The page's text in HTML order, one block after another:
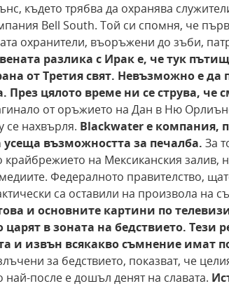
където трябва да охранява
Bell South. Той си спомня, че
охранители, въоръжени до зъби,
разлика с Ирак е, че тук
от Третиясвят. Невъзможно е да
През цялото време ни се струва, че
от оръжието на Дан в Ню
се нахвърля. Blackwater е компания,
усеща възможността за печалба. За
на Мексиканския залив,
Федералното правителство,
са оставили на произвола на
и основните картини по
в зоната на бедствието. Тези
и извън всякакво съмнение имат
за бедствието, показват, че
най-после е дошъл денят на славата.